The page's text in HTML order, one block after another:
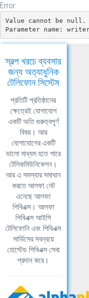
Error:
Value cannot be null.
Parameter name:
স্বল্প খরচে ব্যবসার
জন্য অত্যাধুনিক
টেলিফোন সিস্টেম
প্রতিটি প্রতিষ্ঠানের
ক্ষেত্রেই যোগাযোগ
একটি অতি গুরুত্বপূর্ণ
বিষয়। আর
যোগাযোগের একটি
ভালো মাধ্যম হতে পারে
টেলিকমিউনিকেশন।
আর এ সমস্যার সমাধান
করতে আলফা নেট
এনেছে আলফা
পিবিএক্স। আলফা
পিবিএক্স আইপি
টেলিফোনি এবং পিবিএক্স
সার্ভিসের সবন্বয়ে
হোস্টেড পিবিএক্স সেবা
প্রদান করে।